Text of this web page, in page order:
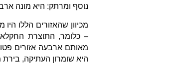
נוסף ומרתק: היא מונה
מכיוון שהאזורים הללו
– כלומר, התוצרת
מאותם ארבעה אזורים
היא שומרון העתיקה,